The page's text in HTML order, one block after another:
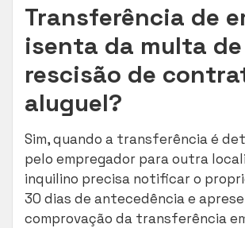
Transferência de
isenta da multa de
rescisão de
aluguel?
Sim, quando a transferência é
pelo empregador para outra
inquilino precisa notificar o
30 dias de antecedência e
comprovação da transferência